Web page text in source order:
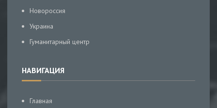
Новороссия
Украина
Гуманитарный центр
НАВИГАЦИЯ
Главная